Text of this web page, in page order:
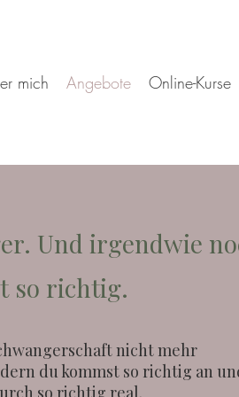
mich Angebote Online-Kurse
Und irgendwie
so richtig.
nicht mehr
du kommst so richtig an
so richtig real.